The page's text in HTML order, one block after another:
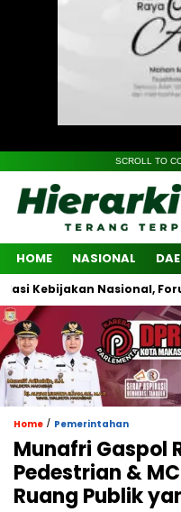
SCROLL TO
HOME NASIONAL
Nasional,
Home / Pemerintahan
Munafri Gaspol
Pedestrian &
Ruang Publik